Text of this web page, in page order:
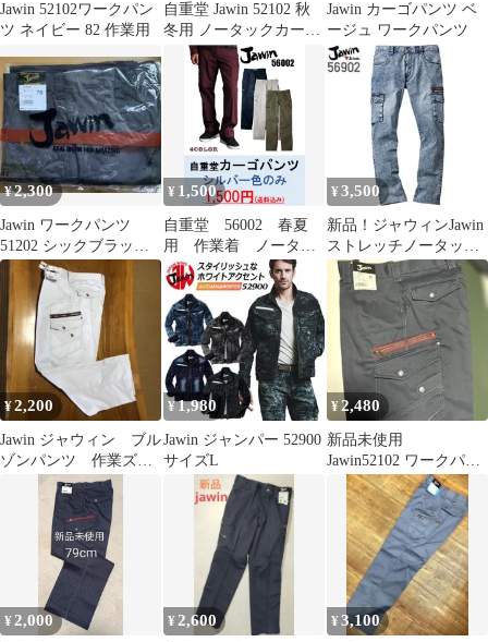
Jawin 52102ワークパン
ツ ネイビー 82 作業用
自重堂 Jawin 52102 秋
冬用 ノータックカーゴ
パンツ W79 ネイビー
Jawin カーゴパンツ ベ
ージュ ワークパンツ
¥2,300
Jawin ワークパンツ
51202 シックブラック
79cm
¥ 1,500
自重堂 56002 春夏
用 作業着 ノータッ
クカーゴパンツ 76・
79・82㎝ シルバーの
み カッコイイ
¥ 3,500
新品！ジャウィンJawin
ストレッチノータック
デニムカーゴパンツ91
¥2,200
Jawin ジャウィン ブル
ゾンパンツ 作業ズボ
ン ウエスト96 ポリ綿
¥1,980
Jawin ジャンパー 52900
サイズL
¥2,480
新品未使用
Jawin52102 ワークパン
ツ ネイビー サイズ
82cm
¥ 2,000 ¥ 2,600 ¥3,100